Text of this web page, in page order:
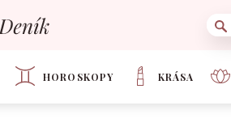
HOROSKOPY KRÁSA